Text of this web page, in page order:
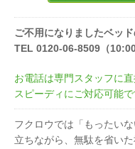
ご不用になりましたベッ
TEL 0120-06-8509（
お電話は専門スタッフに
スピーディにご対応可能で
フクロウでは「もったい
立ちながら、無駄を省いた